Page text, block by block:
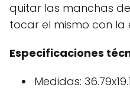
quitar las manchas
tocar el mismo con la
Especificaciones
Medidas: